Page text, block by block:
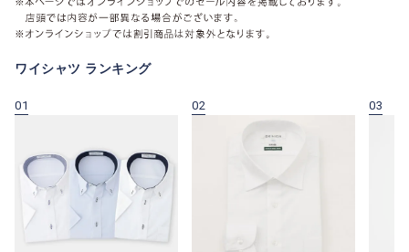
ワイシャツ ランキング
01 02 03